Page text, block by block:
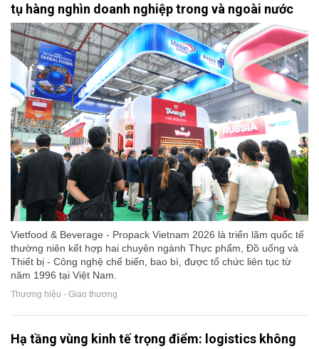
tụ hàng nghìn doanh nghiệp trong và ngoài nước
Vietfood & Beverage - Propack Vietnam 2026 là triển lãm quốc tế
thường niên kết hợp hai chuyên ngành Thực phẩm, Đồ uống và
Thiết bị - Công nghệ chế biến, bao bì, được tổ chức liên tục từ
năm 1996 tại Việt Nam.
Thương hiệu - Giao thương
Hạ tầng vùng kinh tế trọng điểm: logistics không